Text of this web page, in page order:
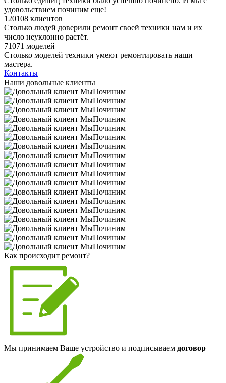
удовольствием починим еще!
120108 клиентов
Столько людей доверили ремонт своей техники нам и их
число неуклонно растёт.
71071 моделей
Столько моделей техники умеют ремонтировать наши
мастера.
Контакты
Наши довольные клиенты
Как происходит ремонт?
Мы принимаем Ваше устройство и подписываем договор